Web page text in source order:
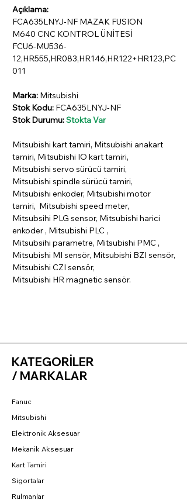
Açıklama:
FCA635LNYJ-NF MAZAK FUSION
M640 CNC KONTROL ÜNİTESİ
FCU6-MU536-
12,HR555,HR083,HR146,HR122+HR123,PC
011
Marka: Mitsubishi
Stok Kodu: FCA635LNYJ-NF
Stok Durumu:Stokta Var
Mitsubishi kart tamiri, Mitsubishi anakart
tamiri, Mitsubishi IO kart tamiri,
Mitsubishi servo sürücü tamiri,
Mitsubishi spindle sürücü tamiri,
Mitsubishi enkoder, Mitsubishi motor
tamiri, Mitsubishi speed meter,
Mitsubsihi PLG sensor, Mitsubishi harici
enkoder , Mitsubishi PLC ,
Mitsubsihi parametre, Mitsubishi PMC ,
Mitsubishi MI sensör, Mitsubishi BZI sensör,
Mitsubishi CZI sensör,
Mitsubishi HR magnetic sensör.
KATEGORİLER
/ MARKALAR
Fanuc
Mitsubishi
Elektronik Aksesuar
Mekanik Aksesuar
Kart Tamiri
Sigortalar
Rulmanlar